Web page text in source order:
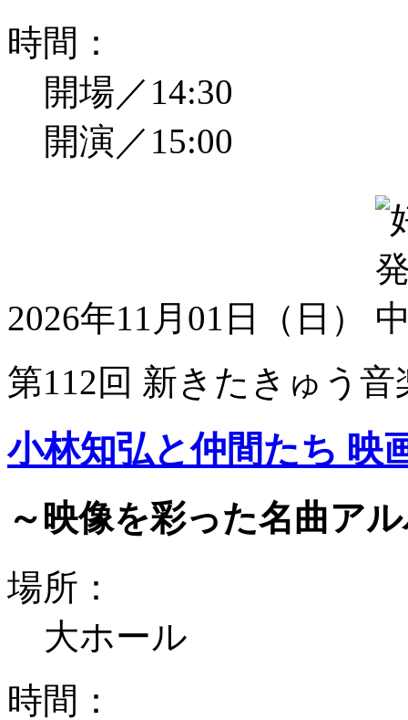
時間：
開場／14:30
開演／15:00
2026年11月01日（日）
第112回 新きたきゅう音
小林知弘と仲間たち 映
～映像を彩った名曲ア
場所：
大ホール
時間：